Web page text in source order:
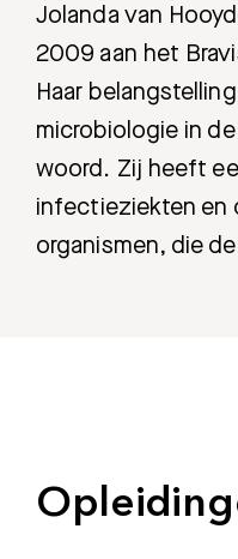
Jolanda van
2009 aan het
Haar
microbiologie in
woord. Zij heeft
infectieziekten en
organismen, die